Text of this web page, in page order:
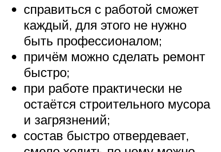
справиться с работой сможет
каждый, для этого не нужно
быть профессионалом;
причём можно сделать ремонт
быстро;
при работе практически не
остаётся строительного мусора
и загрязнений;
состав быстро отвердевает,